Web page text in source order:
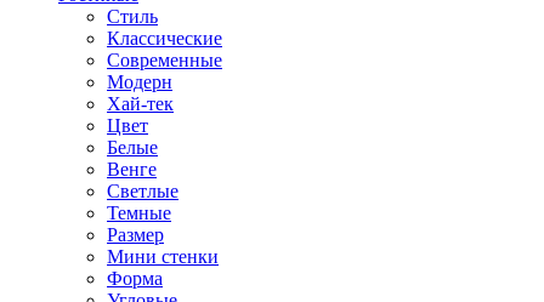
Стиль
Классические
Современные
Модерн
Хай-тек
Цвет
Белые
Венге
Светлые
Темные
Размер
Мини стенки
Форма